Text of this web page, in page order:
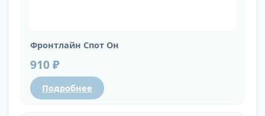
Фронтлайн Спот Он
910 ₽
Подробнее